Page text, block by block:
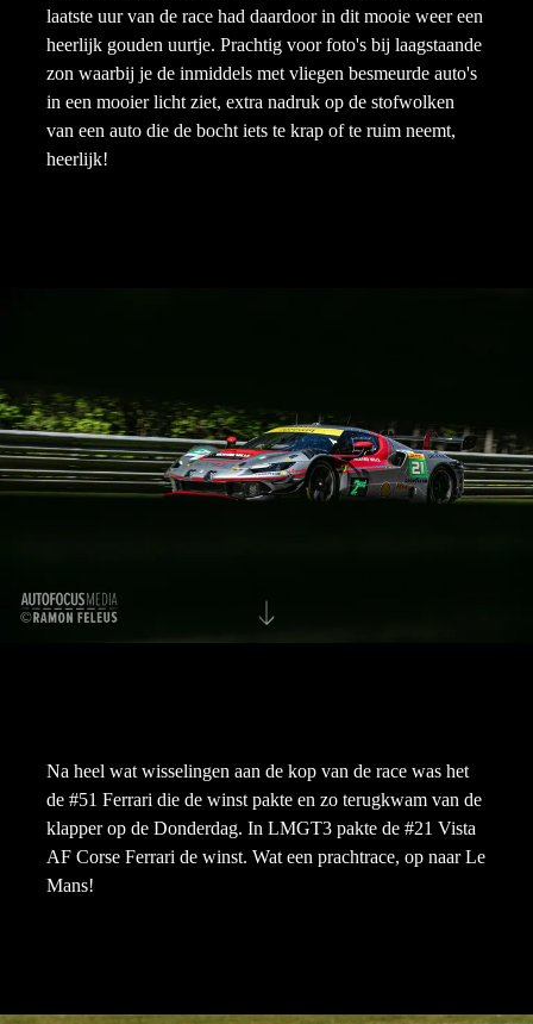
laatste uur van de race had daardoor in dit mooie weer een
heerlijk gouden uurtje. Prachtig voor foto's bij laagstaande
zon waarbij je de inmiddels met vliegen besmeurde auto's
in een mooier licht ziet, extra nadruk op de stofwolken
van een auto die de bocht iets te krap of te ruim neemt,
heerlijk!
Na heel wat wisselingen aan de kop van de race was het
de #51 Ferrari die de winst pakte en zo terugkwam van de
klapper op de Donderdag. In LMGT3 pakte de #21 Vista
AF Corse Ferrari de winst. Wat een prachtrace, op naar Le
Mans!